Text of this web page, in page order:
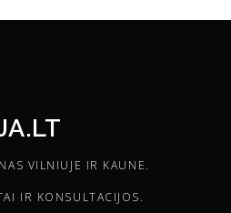
VILNIUJE IR KAUNE.
IR KONSULTACIJOS.